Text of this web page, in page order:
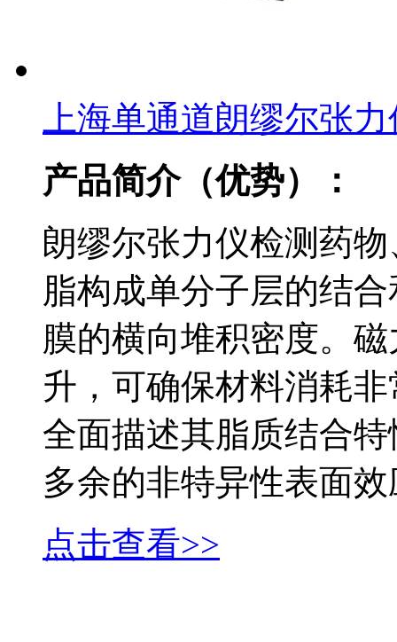
上海单通道朗缪尔张
产品简介（优势）：
朗缪尔张力仪检测药
脂构成单分子层的结
膜的横向堆积密度。
升，可确保材料消耗
全面描述其脂质结合
多余的非特异性表面
点击查看>>